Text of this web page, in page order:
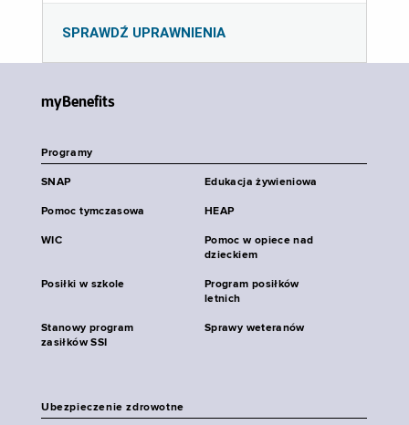
SPRAWDŹ UPRAWNIENIA
myBenefits
Programy
SNAP Edukacja żywieniowa
Pomoc tymczasowa HEAP
WIC
Pomoc w opiece nad
dzieckiem
Posiłki w szkole
Program posiłków
letnich
Stanowy program
zasiłków SSI
Sprawy weteranów
Ubezpieczenie zdrowotne